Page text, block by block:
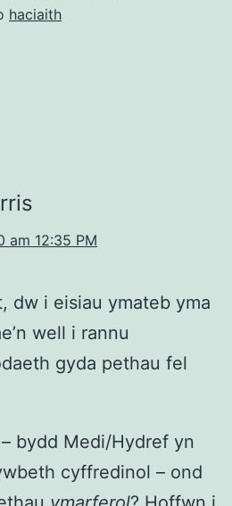
haciaith
am 12:35 PM
dw i eisiau ymateb yma
well i rannu
gyda pethau fel
bydd Medi/Hydref yn
cyffredinol – ond